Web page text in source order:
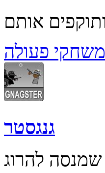
משחקי פעולה
גנגסטר